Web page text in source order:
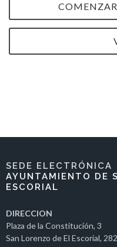
SEDE ELECTRÓNICA
AYUNTAMIENTO DE
ESCORIAL
DIRECCION
Plaza de la Constitución, 3
San Lorenzo de El Escorial,